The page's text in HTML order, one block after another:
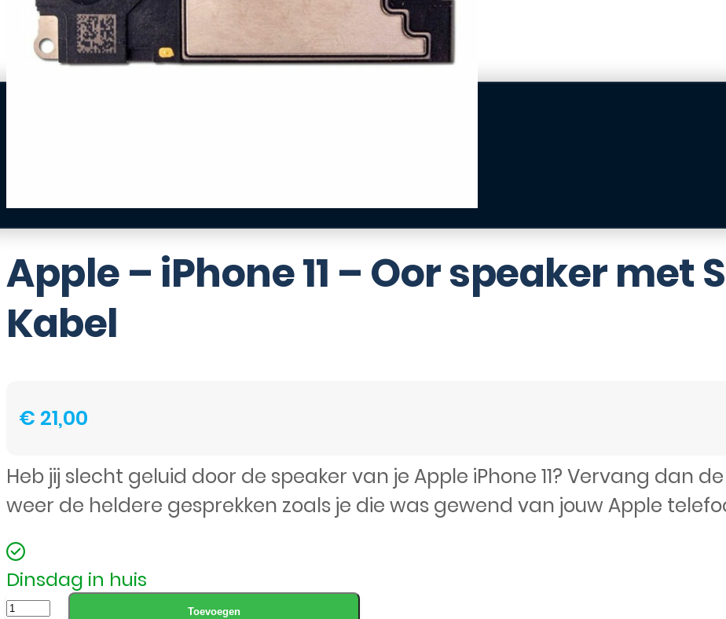
Apple – iPhone 11 – Oor speaker met
Kabel
€ 21,00
Heb jij slecht geluid door de speaker van je Apple iPhone 11? Vervang dan
weer de heldere gesprekken zoals je die was gewend van jouw Apple
Dinsdag in huis
Apple
Toevoegen